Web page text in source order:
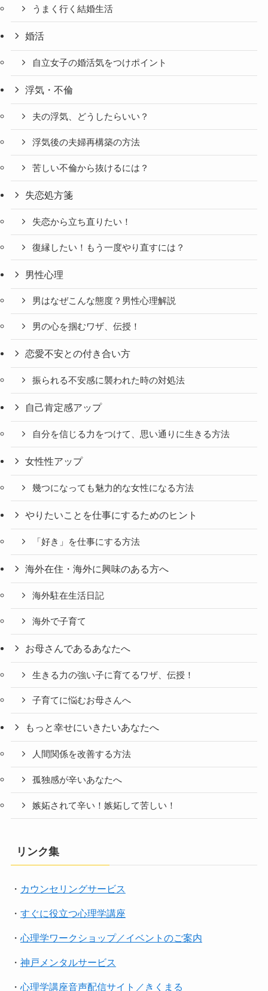
うまく行く結婚生活
婚活
自立女子の婚活気をつけポイント
浮気・不倫
夫の浮気、どうしたらいい？
浮気後の夫婦再構築の方法
苦しい不倫から抜けるには？
失恋処方箋
失恋から立ち直りたい！
復縁したい！もう一度やり直すには？
男性心理
男はなぜこんな態度？男性心理解説
男の心を掴むワザ、伝授！
恋愛不安との付き合い方
振られる不安感に襲われた時の対処法
自己肯定感アップ
自分を信じる力をつけて、思い通りに生きる方法
女性性アップ
幾つになっても魅力的な女性になる方法
やりたいことを仕事にするためのヒント
「好き」を仕事にする方法
海外在住・海外に興味のある方へ
海外駐在生活日記
海外で子育て
お母さんであるあなたへ
生きる力の強い子に育てるワザ、伝授！
子育てに悩むお母さんへ
もっと幸せにいきたいあなたへ
人間関係を改善する方法
孤独感が辛いあなたへ
嫉妬されて辛い！嫉妬して苦しい！
リンク集
・ カウンセリングサービス
・ すぐに役立つ心理学講座
・ 心理学ワークショップ／イベントのご案内
・ 神戸メンタルサービス
・ 心理学講座音声配信サイト／きくまる